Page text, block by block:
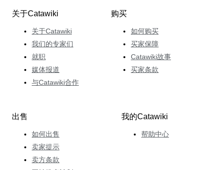
关于Catawiki
关于Catawiki
我们的专家们
就职
媒体报道
与Catawiki合作
购买
如何购买
买家保障
Catawiki故事
买家条款
出售
如何出售
卖家提示
卖方条款
我的Catawiki
帮助中心